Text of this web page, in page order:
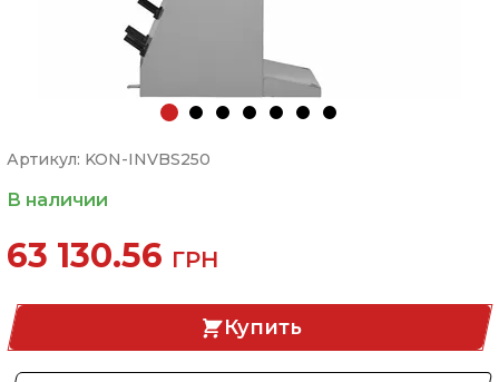
Артикул: KON-INVBS250
В наличии
63 130.56 ГРН
Купить